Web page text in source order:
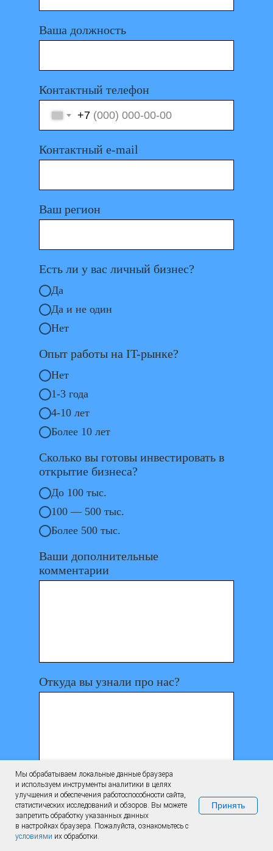
Ваша должность
Контактный телефон
+7
Контактный e-mail
Ваш регион
Есть ли у вас личный бизнес?
Да
Да и не один
Нет
Опыт работы на IT-рынке?
Нет
1-3 года
4-10 лет
Более 10 лет
Сколько вы готовы инвестировать в
открытие бизнеса?
До 100 тыс.
100 — 500 тыс.
Более 500 тыс.
Ваши дополнительные
комментарии
Откуда вы узнали про нас?
Ясогласен на обработку указанных
данных
Мы обрабатываем локальные данные браузера
и используем инструменты аналитики в целях
улучшения и обеспечения работоспособности сайта,
статистических исследований и обзоров. Вы можете
запретить обработку указанных данных
в настройках браузера. Пожалуйста, ознакомьтесь с
условиями их обработки.
Принять